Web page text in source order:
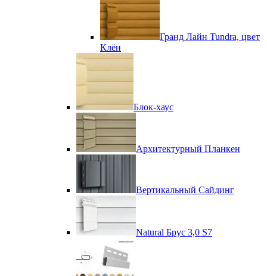
Гранд Лайн Tundra, цвет
Клён
Блок-хаус
Архитектурный Планкен
Вертикальный Сайдинг
Natural Брус 3,0 S7